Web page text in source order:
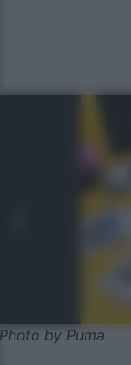
Photo by Puma